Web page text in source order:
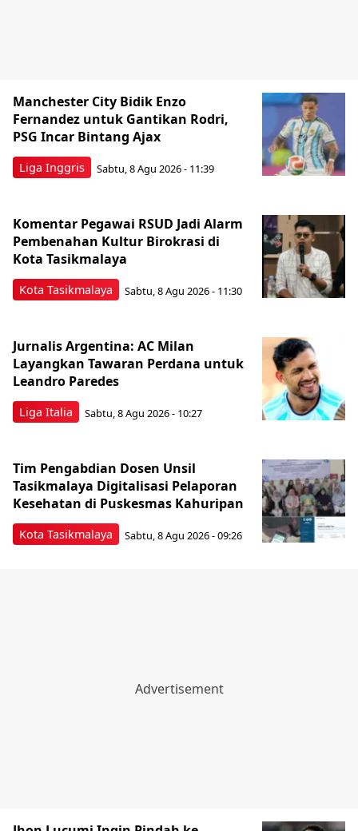
Liga Inggris
Manchester City Bidik Enzo
Fernandez untuk Gantikan Rodri,
PSG Incar Bintang Ajax
Sabtu, 8 Agu 2026 - 11:39
Kota Tasikmalaya
Komentar Pegawai RSUD Jadi Alarm
Pembenahan Kultur Birokrasi di
Kota Tasikmalaya
Sabtu, 8 Agu 2026 - 11:30
Liga Italia
Jurnalis Argentina: AC Milan
Layangkan Tawaran Perdana untuk
Leandro Paredes
Sabtu, 8 Agu 2026 - 10:27
Kota Tasikmalaya
Tim Pengabdian Dosen Unsil
Tasikmalaya Digitalisasi Pelaporan
Kesehatan di Puskesmas Kahuripan
Sabtu, 8 Agu 2026 - 09:26